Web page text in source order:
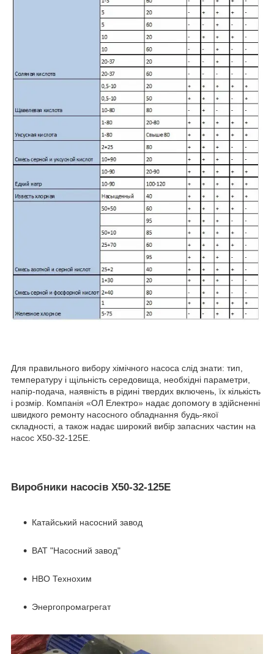
Для правильного вибору хімічного насоса слід знати: тип,
температуру і щільність середовища, необхідні параметри,
напір-подача, наявність в рідині твердих включень, їх кількість
і розмір. Компанія «ОЛ Електро» надає допомогу в здійсненні
швидкого ремонту насосного обладнання будь-якої
складності, а також надає широкий вибір запасних частин на
насос Х50-32-125Е.
Виробники насосів Х50-32-125Е
Катайський насосний завод
ВАТ "Насосний завод"
НВО Технохим
Энергопромагрегат